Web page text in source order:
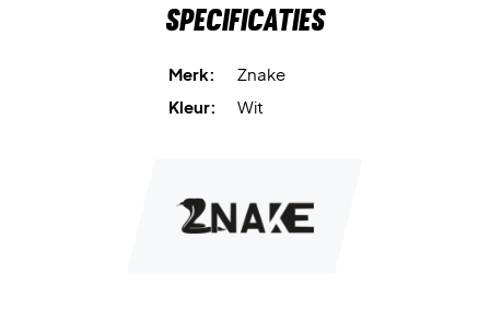
Specificaties
Merk:
Znake
Kleur:
Wit